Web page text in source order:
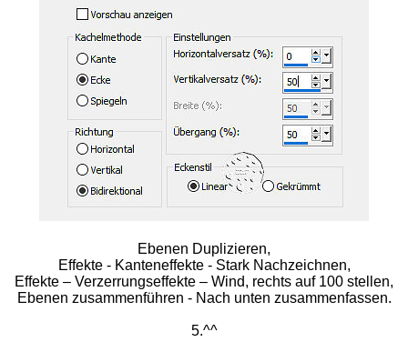
Ebenen Duplizieren,
Effekte - Kanteneffekte - Stark Nachzeichnen,
Effekte – Verzerrungseffekte – Wind, rechts auf 100 stellen,
Ebenen zusammenführen - Nach unten zusammenfassen.
5.^^